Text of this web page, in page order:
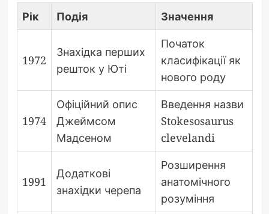
Рік
Подія Значення
1972
Знахідка перших
решток у Юті
Початок
класифікації як
нового роду
1974
Офіційний опис
Джеймсом
Мадсеном
Введення назви
Stokesosaurus
clevelandi
1991
Додаткові
знахідки черепа
Розширення
анатомічного
розуміння